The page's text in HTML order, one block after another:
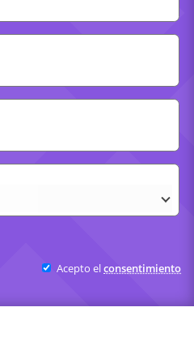
Acepto elconsentimiento